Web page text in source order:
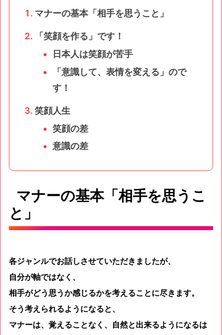
マナーの基本「相手を思うこと」
「笑顔を作る」です！
日本人は笑顔が苦手
「意識して、表情を変える」ので
す！
笑顔人生
笑顔の差
意識の差
マナーの基本「相手を思うこ
と」
各ジャンルでお話しさせていただきましたが、
自分が軸ではなく、
相手がどう思うか感じるかを考えることに尽きます。
そう考えられるようになると、
マナーは、覚えることなく、自然と出来るようになるは